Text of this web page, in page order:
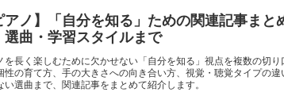
アノ】「自分を知る」ための関連記事まと
選曲・学習スタイルまで
を長く楽しむために欠かせない「自分を知る」視点を複数の切り
性の育て方、手の大きさへの向き合い方、視覚・聴覚タイプの違
い選曲まで、関連記事をまとめて紹介します。